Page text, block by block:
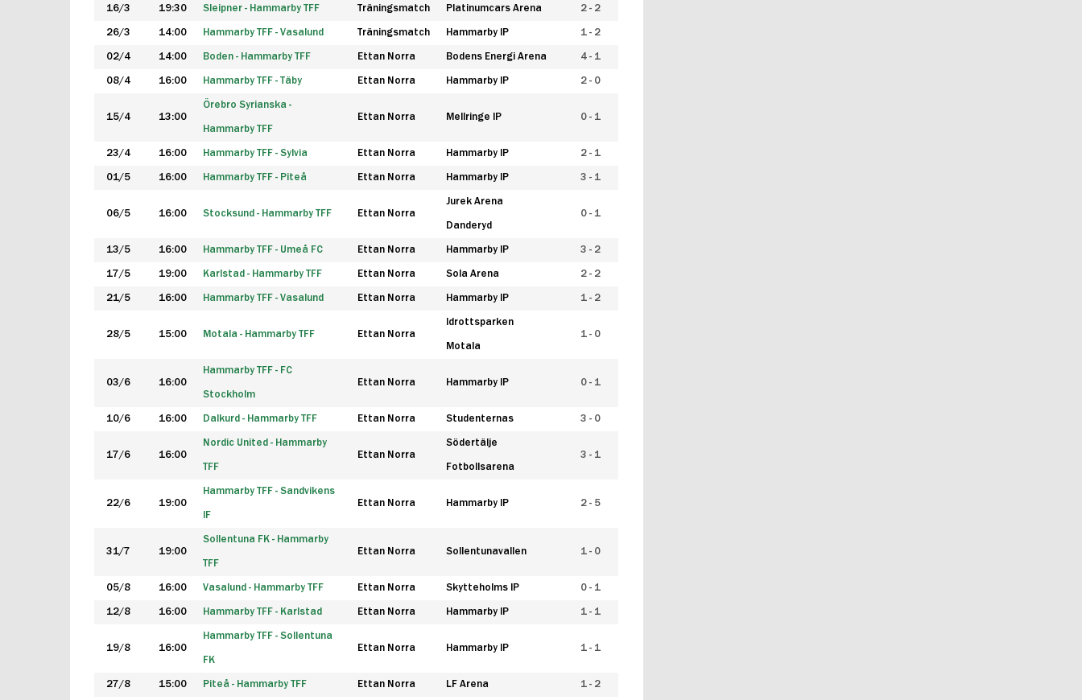
16/3 19:30 Sleipner - Hammarby TFF Träningsmatch Platinumcars Arena 2 - 2
26/3 14:00 Hammarby TFF - Vasalund Träningsmatch Hammarby IP 1 - 2
02/4 14:00 Boden - Hammarby TFF Ettan Norra Bodens Energi Arena 4 - 1
08/4 16:00 Hammarby TFF - Täby Ettan Norra Hammarby IP 2 - 0
15/4 13:00
Örebro Syrianska -
Hammarby TFF
Ettan Norra Mellringe IP 0 - 1
23/4 16:00 Hammarby TFF - Sylvia Ettan Norra Hammarby IP 2 - 1
01/5 16:00 Hammarby TFF - Piteå Ettan Norra Hammarby IP 3 - 1
06/5 16:00 Stocksund - Hammarby TFF Ettan Norra
Jurek Arena
Danderyd
0 - 1
13/5 16:00 Hammarby TFF - Umeå FC Ettan Norra Hammarby IP 3 - 2
17/5 19:00 Karlstad - Hammarby TFF Ettan Norra Sola Arena 2 - 2
21/5 16:00 Hammarby TFF - Vasalund Ettan Norra Hammarby IP 1 - 2
28/5 15:00 Motala - Hammarby TFF Ettan Norra
Idrottsparken
Motala
1 - 0
03/6 16:00
Hammarby TFF - FC
Stockholm
Ettan Norra Hammarby IP 0 - 1
10/6 16:00 Dalkurd - Hammarby TFF Ettan Norra Studenternas 3 - 0
17/6 16:00
Nordic United - Hammarby
TFF
Ettan Norra
Södertälje
Fotbollsarena
3 - 1
22/6 19:00
Hammarby TFF - Sandvikens
IF
Ettan Norra Hammarby IP 2 - 5
31/7 19:00
Sollentuna FK - Hammarby
TFF
Ettan Norra Sollentunavallen 1 - 0
05/8 16:00 Vasalund - Hammarby TFF Ettan Norra Skytteholms IP 0 - 1
12/8 16:00 Hammarby TFF - Karlstad Ettan Norra Hammarby IP 1 - 1
19/8 16:00
Hammarby TFF - Sollentuna
FK
Ettan Norra Hammarby IP 1 - 1
27/8 15:00 Piteå - Hammarby TFF Ettan Norra LF Arena 1 - 2